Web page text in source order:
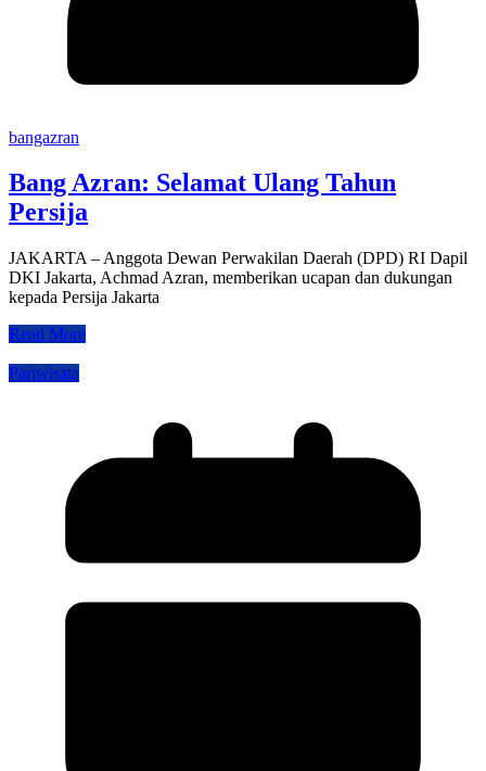
bangazran
Bang Azran: Selamat Ulang Tahun
Persija
JAKARTA – Anggota Dewan Perwakilan Daerah (DPD) RI Dapil
DKI Jakarta, Achmad Azran, memberikan ucapan dan dukungan
kepada Persija Jakarta
Read More
Pariwisata